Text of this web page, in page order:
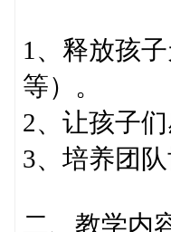
1、释放孩
等）。
2、让孩子们
3、培养团
二、教学内